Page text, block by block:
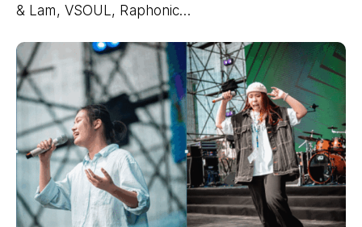
& Lam, VSOUL, Raphonic…